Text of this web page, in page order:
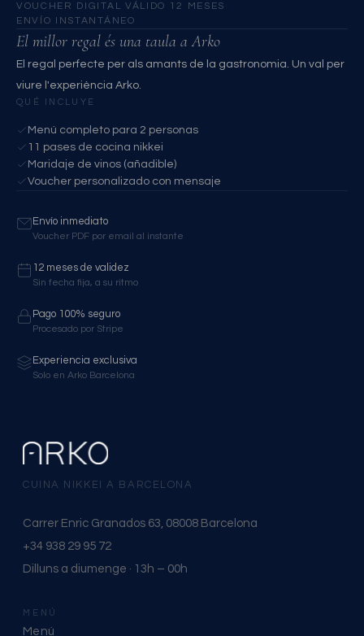
VOUCHER DIGITAL VÁLIDO 12 MESES
ENVÍO INSTANTÁNEO
El millor regal és una taula a Arko
El regal perfecte per als amants de la gastronomia. Un val per
viure l'experiència Arko.
QUÉ INCLUYE
Menú completo para 2 personas
11 pases de cocina nikkei
Maridaje de vinos (añadible)
Voucher personalizado con mensaje
Envío inmediato
Voucher PDF por email al instante
12 meses de validez
Sin fecha fija, a su ritmo
Pago 100% seguro
Procesado por Stripe
Experiencia exclusiva
Solo en Arko Barcelona
CUINA NIKKEI A BARCELONA
Carrer Enric Granados 63, 08008 Barcelona
+34 938 29 95 72
Dilluns a diumenge · 13h – 00h
MENÚ
Menú